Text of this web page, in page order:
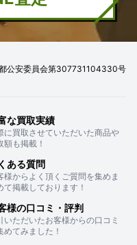
公安委員会第307731104330号
な買取実績
に買取させていただいた商品や
額も掲載！
ある質問
様からよく頂くご質問を集めま
て掲載しております！
様の口コミ・評判
いただいたお客様からの口コミ
めてみました！